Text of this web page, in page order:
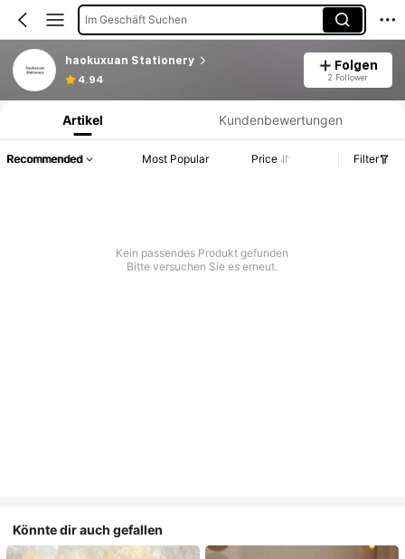
Im Geschäft Suchen
haokuxuan Stationery
4.94
Folgen
2 Follower
Produktinformation: Preisangabe, Verkaufs- und Lagerbestandsdetails.
Artikel Kundenbewertungen
Recommended Most Popular Price Filter
Kein passendes Produkt gefunden
Bitte versuchen Sie es erneut.
Könnte dir auch gefallen